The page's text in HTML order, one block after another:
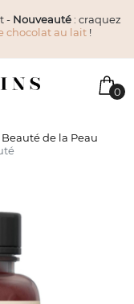
- Nouveauté: craquez
chocolat au lait !
0
Beauté de la Peau